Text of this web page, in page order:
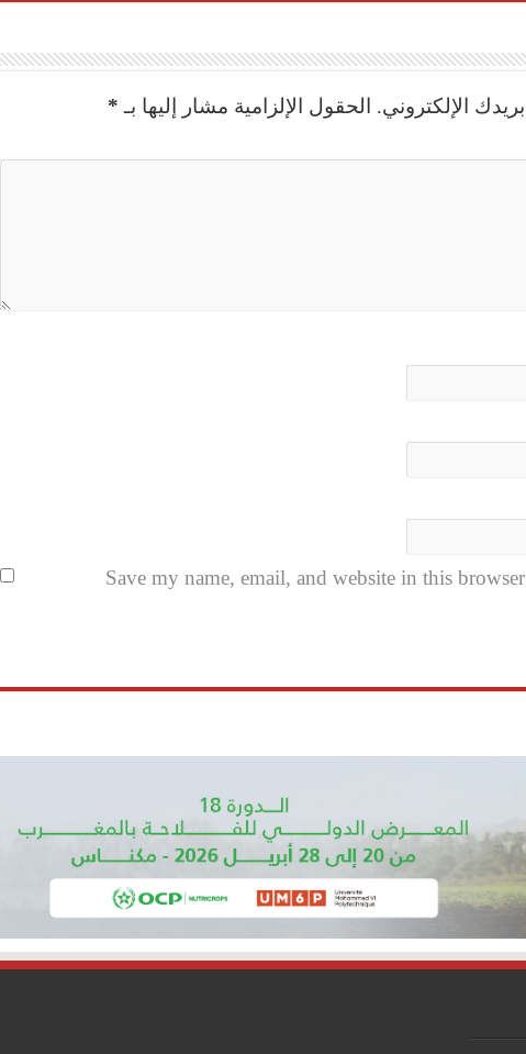
الإلكتروني. الحقول الإلزامية مشار إليها بـ *
Save my name, email, and website in this